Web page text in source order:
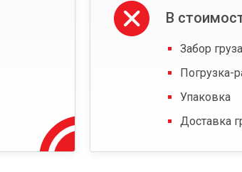
В
Забор
Погрузка-
Упаковка
Доставка